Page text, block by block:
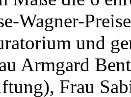
Wagner-
und
Armgard
Frau